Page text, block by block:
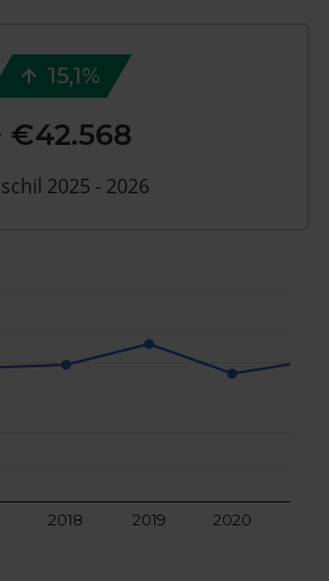
2018 2019 2020
15,1%
€42.568
2025 - 2026